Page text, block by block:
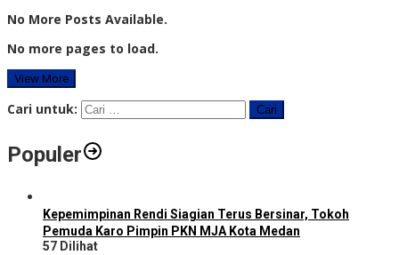
No More Posts Available.
No more pages to load.
View More
Cari untuk:
Populer
Kepemimpinan Rendi Siagian Terus Bersinar, Tokoh
Pemuda Karo Pimpin PKN MJA Kota Medan
57 Dilihat